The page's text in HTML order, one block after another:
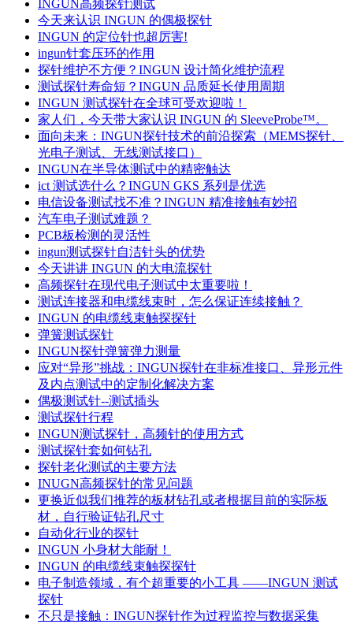
INGUN高频探针测试
今天来认识 INGUN 的偶极探针
​INGUN 的定位针也超厉害!
ingun针套压环的作用
探针维护不方便？INGUN 设计简化维护流程
测试探针寿命短？INGUN 品质延长使用周期
INGUN 测试探针在全球可受欢迎啦！
家人们，今天带大家认识 INGUN 的 SleeveProbe™。
面向未来：INGUN探针技术的前沿探索（MEMS探针、
光电子测试、无线测试接口）
INGUN在半导体测试中的精密触达
ict 测试选什么？INGUN GKS 系列是优选
电信设备测试找不准？INGUN 精准接触有妙招
汽车电子测试难题？
PCB板检测的灵活性
ingun测试探针自洁针头的优势
今天讲讲 INGUN 的大电流探针
高频探针在现代电子测试中太重要啦！
测试连接器和电缆线束时，怎么保证连续接触？
INGUN 的电缆线束触探探针
弹簧测试探针
INGUN探针弹簧弹力测量
应对“异形”挑战：INGUN探针在非标准接口、异形元件
及内点测试中的定制化解决方案
偶极测试针--测试插头
测试探针行程
INGUN测试探针，高频针的使用方式
测试探针套如何钻孔
探针老化测试的主要方法
INUGN高频探针的常见问题
更换近似我们推荐的板材钻孔或者根据目前的实际板
材，自行验证钻孔尺寸
自动化行业的探针
INGUN 小身材大能耐！
INGUN 的电缆线束触探探针
电子制造领域，有个超重要的小工具 ——INGUN 测试
探针
不只是接触：INGUN探针作为过程监控与数据采集